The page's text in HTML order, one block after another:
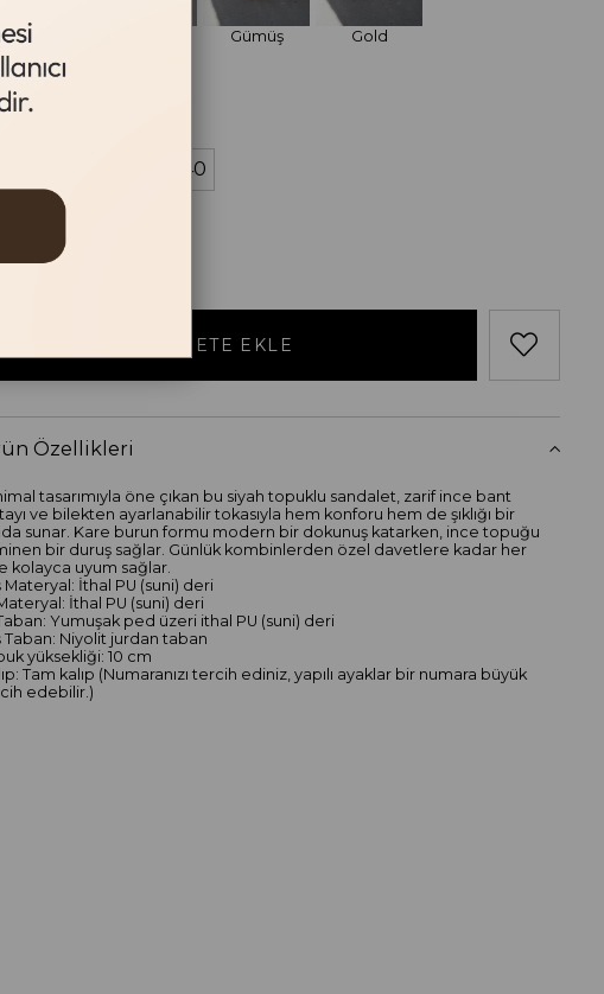
Siyah Gümüş Gold
Tablosu
40
Özellikleri
tasarımıyla öne çıkan bu siyah topuklu sandalet, zarif ince bant
ve bilekten ayarlanabilir tokasıyla hem konforu hem de şıklığı bir
sunar. Kare burun formu modern bir dokunuş katarken, ince topuğu
bir duruş sağlar. Günlük kombinlerden özel davetlere kadar her
kolayca uyum sağlar.
Materyal: İthal PU (suni) deri
İthal PU (suni) deri
Yumuşak ped üzeri ithal PU (suni) deri
Taban: Niyolit jurdan taban
yüksekliği: 10 cm
Tam kalıp (Numaranızı tercih ediniz, yapılı ayaklar bir numara büyük
edebilir.)